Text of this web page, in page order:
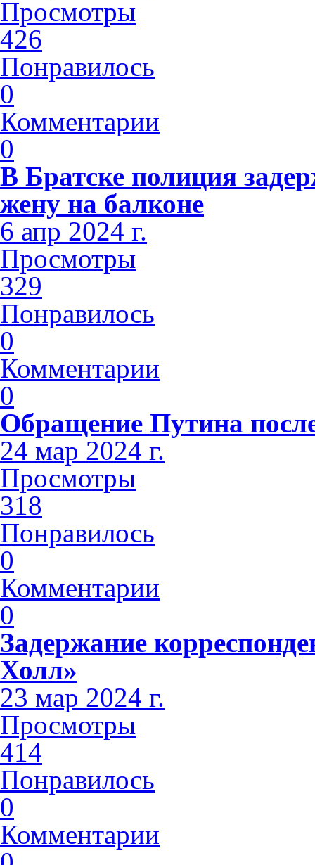
Просмотры
426
Понравилось
0
Комментарии
0
В Братске полиция
жену на балконе
6 апр 2024 г.
Просмотры
329
Понравилось
0
Комментарии
0
Обращение Путина
24 мар 2024 г.
Просмотры
318
Понравилось
0
Комментарии
0
Задержание
Холл»
23 мар 2024 г.
Просмотры
414
Понравилось
0
Комментарии